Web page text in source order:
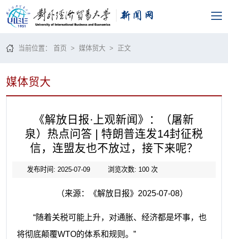
当前位置：首页 >媒体贸大 > 正文
媒体贸大
《解放日报·上观新闻》：（屠新
泉）热点问答 | 特朗普连发14封征税
信，连盟友也不放过，接下来呢？
发布时间: 2025-07-09 浏览次数: 100次
（来源：《解放日报》2025-07-08）
“随着关税可能上升，对通胀、经济都是坏事，也
将彻底颠覆WTO的体系和规则。”